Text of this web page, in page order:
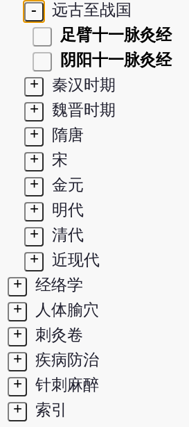
-
远古至战国
足臂十一脉灸经
阴阳十一脉灸经
+
秦汉时期
+
魏晋时期
+
隋唐
+
宋
+
金元
+
明代
+
清代
+
近现代
+
经络学
+
人体腧穴
+
刺灸卷
+
疾病防治
+
针刺麻醉
+
索引